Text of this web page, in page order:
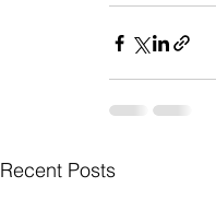
Recent Posts